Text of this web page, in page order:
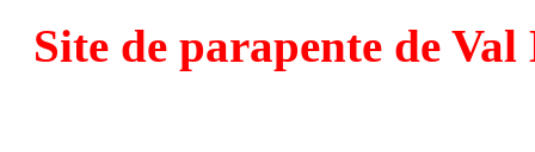
Site de parapente de